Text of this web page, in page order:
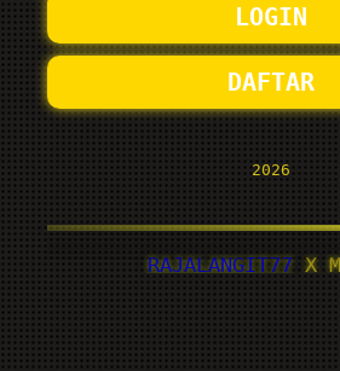
LOGIN
DAFTAR
2026
RAJALANGIT77X